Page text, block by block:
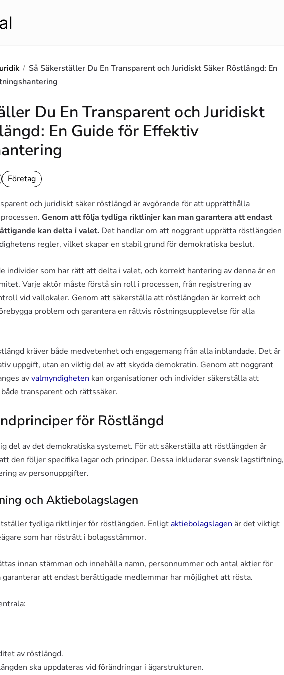
/ Så Säkerställer Du En Transparent och Juridiskt Säker Röstlängd: En
Du En Transparent och Juridiskt
En Guide för Effektiv
Företag
och juridiskt säker röstlängd är avgörande för att upprätthålla
Genom att följa tydliga riktlinjer kan man garantera att endast
kan delta i valet. Det handlar om att noggrant upprätta röstlängden
regler, vilket skapar en stabil grund för demokratiska beslut.
individer som har rätt att delta i valet, och korrekt hantering av denna är en
Varje aktör måste förstå sin roll i processen, från registrering av
vid vallokaler. Genom att säkerställa att röstlängden är korrekt och
problem och garantera en rättvis röstningsupplevelse för alla
kräver både medvetenhet och engagemang från alla inblandade. Det är
uppgift, utan en viktig del av att skydda demokratin. Genom att noggrant
avvalmyndigheten kan organisationer och individer säkerställa att
transparent och rättssäker.
för Röstlängd
del av det demokratiska systemet. För att säkerställa att röstlängden är
den följer specifika lagar och principer. Dessa inkluderar svensk lagstiftning,
av personuppgifter.
och Aktiebolagslagen
tydliga riktlinjer för röstlängden. Enligtaktiebolagslagen är det viktigt
som har rösträtt i bolagsstämmor.
innan stämman och innehålla namn, personnummer och antal aktier för
att endast berättigade medlemmar har möjlighet att rösta.
av röstlängd.
ska uppdateras vid förändringar i ägarstrukturen.